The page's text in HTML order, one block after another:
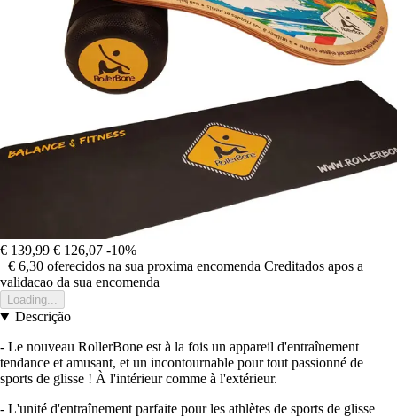
€ 139,99 € 126,07 -10%
+€ 6,30 oferecidos na sua proxima encomenda Creditados apos a
validacao da sua encomenda
Loading...
Descrição
- Le nouveau RollerBone est à la fois un appareil d'entraînement
tendance et amusant, et un incontournable pour tout passionné de
sports de glisse ! À l'intérieur comme à l'extérieur.
- L'unité d'entraînement parfaite pour les athlètes de sports de glisse